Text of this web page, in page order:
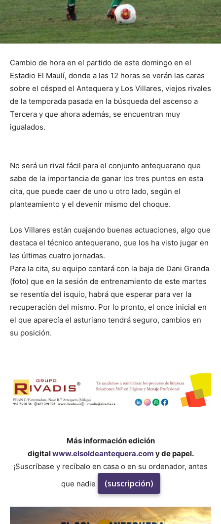
Cambio de hora en el partido de este domingo en el
Estadio El Maulí, donde a las 12 horas se verán las caras
sobre el césped el Antequera y Los Villares, viejos rivales
de la temporada pasada en la búsqueda del ascenso a
Tercera y que ahora además, se encuentran muy
igualados.
No será un rival fácil para el conjunto antequerano que
sabe de la importancia de ganar los tres puntos en esta
cita, que puede caer de uno u otro lado, según el
planteamiento y el devenir mismo del choque.
Los Villares están cuajando buenas actuaciones, algo que
destaca el técnico antequerano, que los ha visto jugar en
las últimas cuatro jornadas.
Para la cita, su equipo contará con la baja de Dani Granda
(foto) que en la sesión de entrenamiento de este martes
se resentía del isquio, habrá que esperar para ver la
recuperación del mismo. Por lo pronto, el once inicial en
el que aparecía el asturiano tendrá seguro, cambios en
su posición.
Más información edición
digitalwww.elsoldeantequera.com y de papel.
¡Suscríbase y recíbalo en casa o en su ordenador, antes
que nadie
(suscripción)